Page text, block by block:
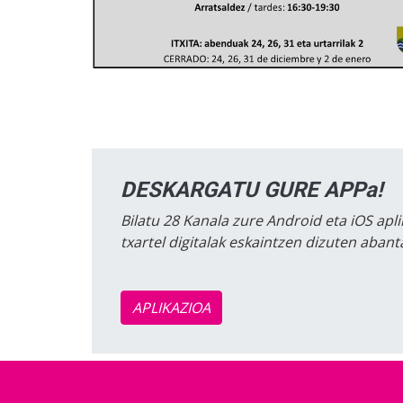
DESKARGATU GURE APPa!
Bilatu 28 Kanala zure Android eta iOS
txartel digitalak eskaintzen dizuten
APLIKAZIOA